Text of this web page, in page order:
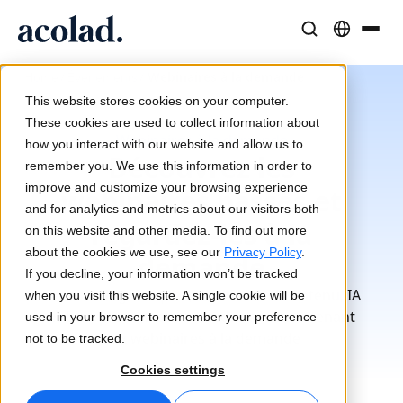
This website stores cookies on your computer.
These cookies are used to collect information about
how you interact with our website and allow us to
remember you. We use this information in order to
improve and customize your browsing experience
and for analytics and metrics about our visitors both
on this website and other media. To find out more
about the cookies we use, see our Privacy Policy.
If you decline, your information won’t be tracked
when you visit this website. A single cookie will be
used in your browser to remember your preference
not to be tracked.
Cookies settings
Traduction
Vitesse de l’IA, précision humaine
Interprétation
Communication fluide, partout
Médias et Divertissement
Donnez vie à vos contenus sur tous les écrans
Conseil et Externalisation
Lia Go
Traductions instantanées conformes à votre marque
Lia Services
Géré par des experts
Lia Live
L'interprétation revisitée
Connectivité
Études de cas
Résultats concrets de nos clients
Articles
Analyses d’experts sur le contenu global
Ebooks
Guides et stratégies approfondis
Webinaires à la demande
À propos d’Acolad
Durabilité
Partenaires
Actualités
Webinaires à la demande
Découvrez les
webinaires passés et
regardez-les à la
demande
Services linguistiques, solutions de contenu, IA
et bien plus encore : accédez dès maintenant
aux webinaires à la demande